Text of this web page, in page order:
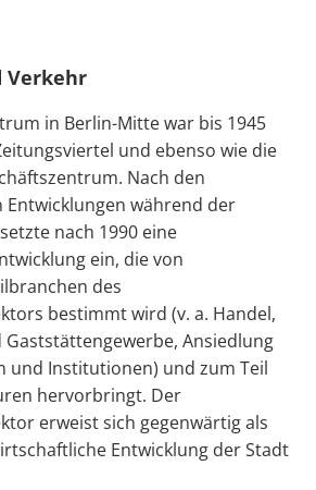
Verkehr
in Berlin-Mitte war bis 1945
und ebenso wie die
Nach den
während der
nach 1990 eine
ein, die von
des
bestimmt wird (v. a. Handel,
Ansiedlung
und Institutionen) und zum Teil
hervorbringt. Der
erweist sich gegenwärtig als
Entwicklung der Stadt